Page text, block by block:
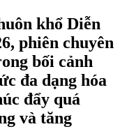
khổ Diễn
phiên chuyên
bối cảnh
đa dạng hóa
đẩy quá
và tăng